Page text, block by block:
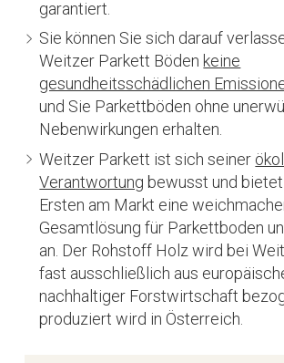
garantiert.
Sie können Sie sich darauf
Weitzer Parkett Böden keine
gesundheitsschädlichen
und Sie Parkettböden ohne
Nebenwirkungen erhalten.
Weitzer Parkett ist sich seiner
Verantwortung bewusst und
Ersten am Markt eine
Gesamtlösung für Parkettboden
an. Der Rohstoff Holz wird bei
fast ausschließlich aus
nachhaltiger Forstwirtschaft
produziert wird in Österreich.